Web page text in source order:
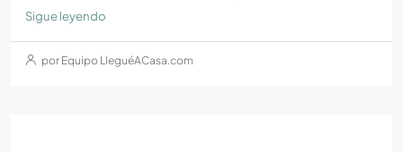
Sigue leyendo
por Equipo LleguéACasa.com